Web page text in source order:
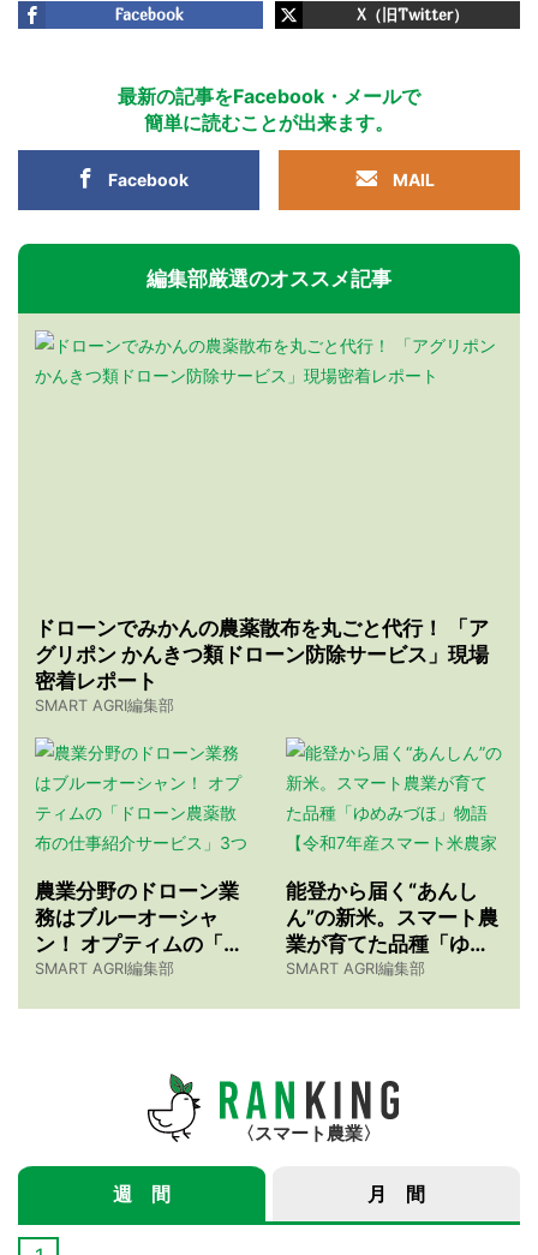
Facebook X（旧Twitter）
最新の記事をFacebook・メールで
簡単に読むことが出来ます。
Facebook MAIL
編集部厳選のオススメ記事
ドローンでみかんの農薬散布を丸ごと代行！ 「ア
グリポン かんきつ類ドローン防除サービス」現場
密着レポート
SMART AGRI編集部
農業分野のドローン業
務はブルーオーシャ
ン！ オプティムの「ド
ローン農薬散布の仕事
SMART AGRI編集部
能登から届く“あんし
ん”の新米。スマート農
業が育てた品種「ゆめ
みづほ」物語 【令和7
SMART AGRI編集部
スマート農業
週 間 月 間